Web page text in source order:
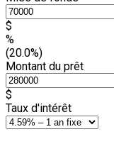
$
%
(20.0%)
Montant du prêt
$
Taux d'intérêt